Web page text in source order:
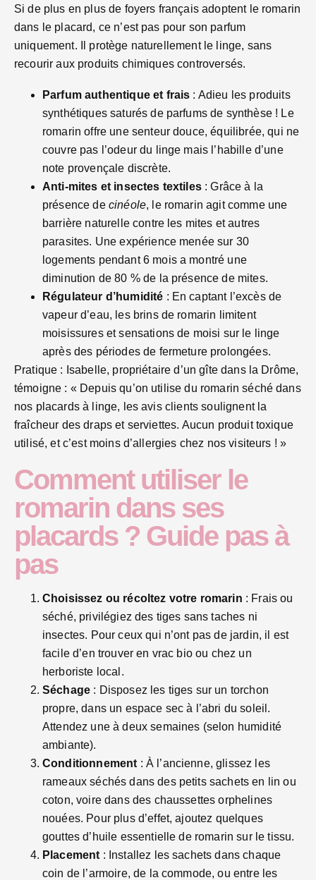
Si de plus en plus de foyers français adoptent le romarin
dans le placard, ce n’est pas pour son parfum
uniquement. Il protège naturellement le linge, sans
recourir aux produits chimiques controversés.
Parfum authentique et frais : Adieu les produits
synthétiques saturés de parfums de synthèse ! Le
romarin offre une senteur douce, équilibrée, qui ne
couvre pas l’odeur du linge mais l’habille d’une
note provençale discrète.
Anti-mites et insectes textiles: Grâce à la
présence de cinéole, le romarin agit comme une
barrière naturelle contre les mites et autres
parasites. Une expérience menée sur 30
logements pendant 6 mois a montré une
diminution de 80 % de la présence de mites.
Régulateur d’humidité : En captant l’excès de
vapeur d’eau, les brins de romarin limitent
moisissures et sensations de moisi sur le linge
après des périodes de fermeture prolongées.
Pratique : Isabelle, propriétaire d’un gîte dans la Drôme,
témoigne : « Depuis qu’on utilise du romarin séché dans
nos placards à linge, les avis clients soulignent la
fraîcheur des draps et serviettes. Aucun produit toxique
utilisé, et c’est moins d’allergies chez nos visiteurs ! »
Comment utiliser le
romarin dans ses
placards ? Guide pas à
pas
Choisissez ou récoltez votre romarin : Frais ou
séché, privilégiez des tiges sans taches ni
insectes. Pour ceux qui n’ont pas de jardin, il est
facile d’en trouver en vrac bio ou chez un
herboriste local.
Séchage : Disposez les tiges sur un torchon
propre, dans un espace sec à l’abri du soleil.
Attendez une à deux semaines (selon humidité
ambiante).
Conditionnement : À l’ancienne, glissez les
rameaux séchés dans des petits sachets en lin ou
coton, voire dans des chaussettes orphelines
nouées. Pour plus d’effet, ajoutez quelques
gouttes d’huile essentielle de romarin sur le tissu.
Placement : Installez les sachets dans chaque
coin de l’armoire, de la commode, ou entre les